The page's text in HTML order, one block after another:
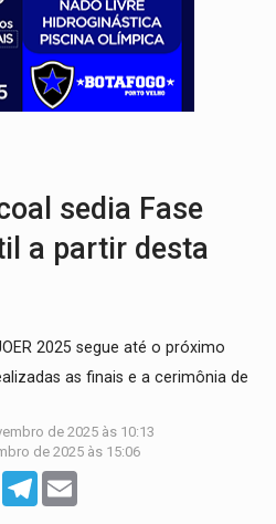
tem grandes reservas de urânio, mas produz pouco e
capturada na fábrica da Coca-Cola é
Cientistas cassados pelo AI-5 se tornam pesquisadores
sedia Fase
a partir desta
2025 segue até o próximo
as finais e a cerimônia de
de 2025 às 10:13
de 2025 às 15:06
TwitterTelegram